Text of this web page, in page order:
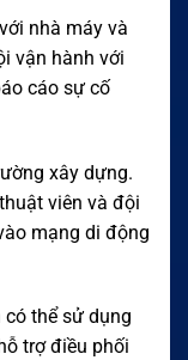
nhà máy và
vận hành với
cáo sự cố
xây dựng.
viên và đội
mạng di động
thể sử dụng
trợ điều phối